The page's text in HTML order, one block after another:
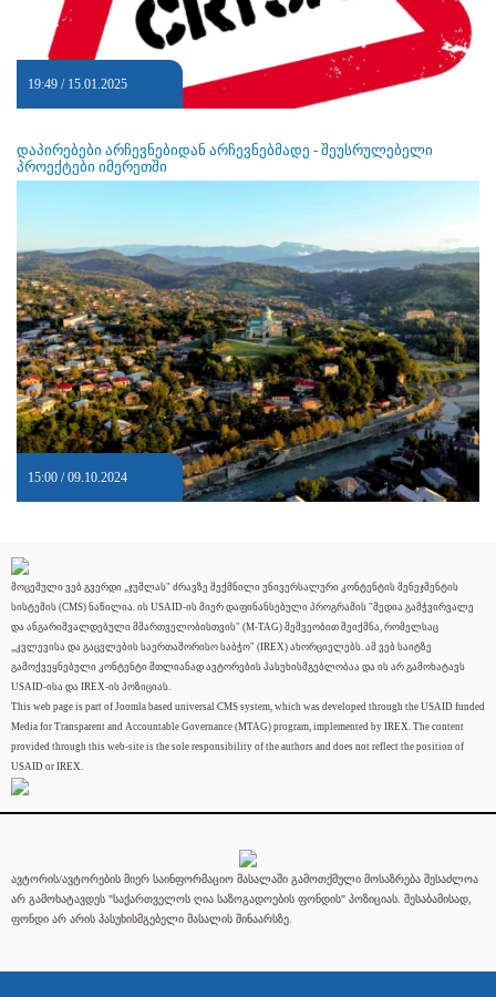
19:49 / 15.01.2025
დაპირებები არჩევნებიდან არჩევნებმადე - შეუსრულებელი
პროექტები იმერეთში
15:00 / 09.10.2024
მოცემული ვებ გვერდი „ჯუმლას" ძრავზე შექმნილი უნივერსალური კონტენტის მენეჯმენტის
სისტემის (CMS) ნაწილია. ის USAID-ის მიერ დაფინანსებული პროგრამის "მედია გამჭვირვალე
და ანგარიშვალდებული მმართველობისთვის" (M-TAG) მეშვეობით შეიქმნა, რომელსაც
„კვლევისა და გაცვლების საერთაშორისო საბჭო" (IREX) ახორციელებს. ამ ვებ საიტზე
გამოქვეყნებული კონტენტი მთლიანად ავტორების პასუხისმგებლობაა და ის არ გამოხატავს
USAID-ისა და IREX-ის პოზიციას.
This web page is part of Joomla based universal CMS system, which was developed through the USAID funded
Media for Transparent and Accountable Governance (MTAG) program, implemented by IREX. The content
provided through this web-site is the sole responsibility of the authors and does not reflect the position of
USAID or IREX.
ავტორის/ავტორების მიერ საინფორმაციო მასალაში გამოთქმული მოსაზრება შესაძლოა
არ გამოხატავდეს "საქართველოს ღია საზოგადოების ფონდის" პოზიციას. შესაბამისად,
ფონდი არ არის პასუხისმგებელი მასალის შინაარსზე.